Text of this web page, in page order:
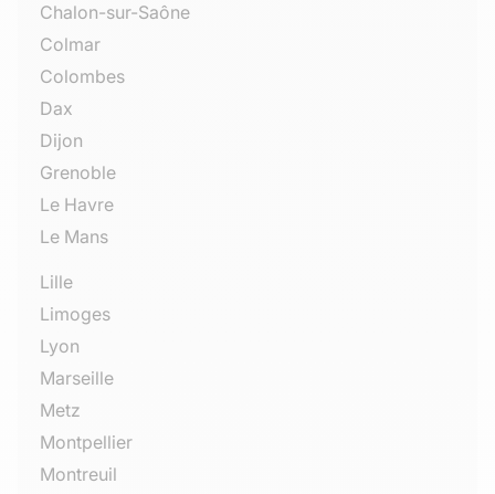
Chalon-sur-Saône
Colmar
Colombes
Dax
Dijon
Grenoble
Le Havre
Le Mans
Lille
Limoges
Lyon
Marseille
Metz
Montpellier
Montreuil